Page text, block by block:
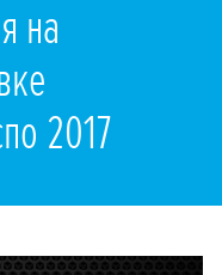
на
2017